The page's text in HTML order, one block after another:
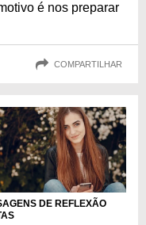
é nos preparar
COMPARTILHAR
DE REFLEXÃO